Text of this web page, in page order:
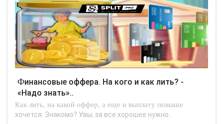
Финансовые оффера. На кого и как лить? -
«Надо знать»..
Как лить, на какой оффер, а еще и выплату повыше
хочется. Знакомо? Увы, за все хорошее нужно..